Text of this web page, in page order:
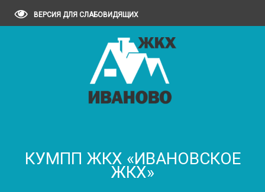
ВЕРСИЯ ДЛЯ СЛАБОВИДЯЩИХ
КУМПП ЖКХ «ИВАНОВСКОЕ
ЖКХ»